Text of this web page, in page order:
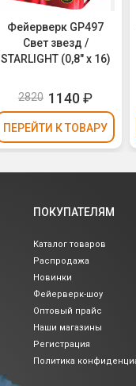
Фейерверк GP497
Свет звезд /
STARLIGHT (0,8" х 16)
2820 1140₽
ПЕРЕЙТИ К ТОВАРУ
ПОКУПАТЕЛЯМ
Каталог товаров
Распродажа
Новинки
Фейерверк-шоу
Оптовый прайс
Наши магазины
Регистрация
Политика